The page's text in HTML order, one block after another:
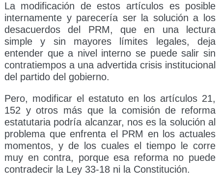
La modificación de estos artículos es posible
internamente y parecería ser la solución a los
desacuerdos del PRM, que en una lectura
simple y sin mayores límites legales, deja
entender que a nivel interno se puede salir sin
contratiempos a una advertida crisis institucional
del partido del gobierno.
Pero, modificar el estatuto en los artículos 21,
152 y otros más que la comisión de reforma
estatutaria podría alcanzar, nos es la solución al
problema que enfrenta el PRM en los actuales
momentos, y de los cuales el tiempo le corre
muy en contra, porque esa reforma no puede
contradecir la Ley 33-18 ni la Constitución.